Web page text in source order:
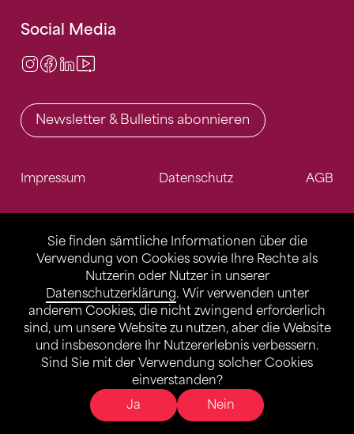
Sie finden sämtliche Informationen über die
Verwendung von Cookies sowie Ihre Rechte als
Nutzerin oder Nutzer in unserer
Datenschutzerklärung. Wir verwenden unter
anderem Cookies, die nicht zwingend erforderlich
sind, um unsere Website zu nutzen, aber die Website
und insbesondere Ihr Nutzererlebnis verbessern.
Sind Sie mit der Verwendung solcher Cookies
einverstanden?
Ja
Nein
Social Media
Instagram
Facebook
LinkedIn
Newsletter & Bulletins abonnieren
Impressum Datenschutz AGB